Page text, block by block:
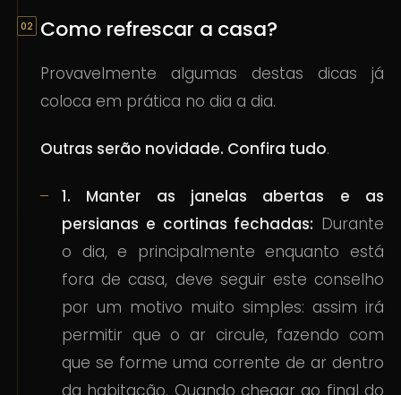
Como refrescar a casa?
Provavelmente algumas destas dicas já
coloca em prática no dia a dia.
Outras serão novidade. Confira tudo.
1. Manter as janelas abertas e as
persianas e cortinas fechadas: Durante
o dia, e principalmente enquanto está
fora de casa, deve seguir este conselho
por um motivo muito simples: assim irá
permitir que o ar circule, fazendo com
que se forme uma corrente de ar dentro
da habitação. Quando chegar ao final do